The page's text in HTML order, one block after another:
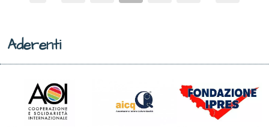
Aderenti